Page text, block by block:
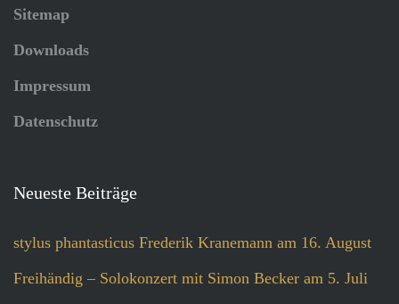
Sitemap
Downloads
Impressum
Datenschutz
Neueste Beiträge
stylus phantasticus Frederik Kranemann am 16. August
Freihändig – Solokonzert mit Simon Becker am 5. Juli